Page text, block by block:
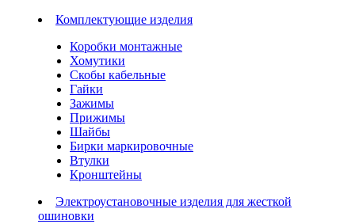
Комплектующие изделия
Коробки монтажные
Хомутики
Скобы кабельные
Гайки
Зажимы
Прижимы
Шайбы
Бирки маркировочные
Втулки
Кронштейны
Электроустановочные изделия для жесткой
ошиновки